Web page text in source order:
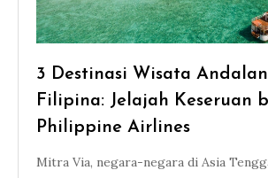
3 Destinasi Wisata
Filipina: Jelajah Keseruan
Philippine Airlines
Mitra Via, negara-negara di Asia